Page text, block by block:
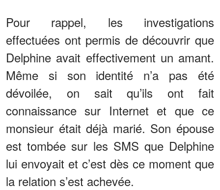
Pour rappel, les investigations
effectuées ont permis de découvrir que
Delphine avait effectivement un amant.
Même si son identité n’a pas été
dévoilée, on sait qu’ils ont fait
connaissance sur Internet et que ce
monsieur était déjà marié. Son épouse
est tombée sur les SMS que Delphine
lui envoyait et c’est dès ce moment que
la relation s’est achevée.